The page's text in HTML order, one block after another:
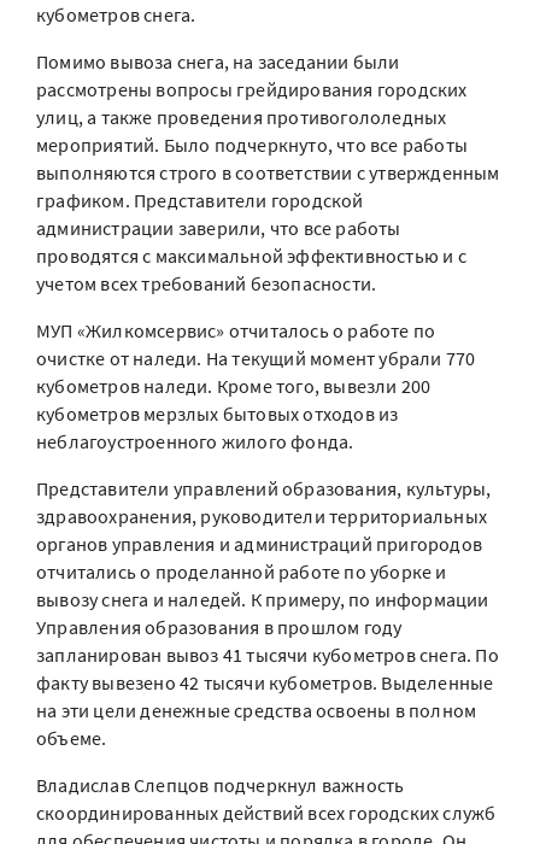
кубометров снега.
Помимо вывоза снега, на заседании были
рассмотрены вопросы грейдирования городских
улиц, а также проведения противогололедных
мероприятий. Было подчеркнуто, что все работы
выполняются строго в соответствии с утвержденным
графиком. Представители городской
администрации заверили, что все работы
проводятся с максимальной эффективностью и с
учетом всех требований безопасности.
МУП «Жилкомсервис» отчиталось о работе по
очистке от наледи. На текущий момент убрали 770
кубометров наледи. Кроме того, вывезли 200
кубометров мерзлых бытовых отходов из
неблагоустроенного жилого фонда.
Представители управлений образования, культуры,
здравоохранения, руководители территориальных
органов управления и администраций пригородов
отчитались о проделанной работе по уборке и
вывозу снега и наледей. К примеру, по информации
Управления образования в прошлом году
запланирован вывоз 41 тысячи кубометров снега. По
факту вывезено 42 тысячи кубометров. Выделенные
на эти цели денежные средства освоены в полном
объеме.
Владислав Слепцов подчеркнул важность
скоординированных действий всех городских служб